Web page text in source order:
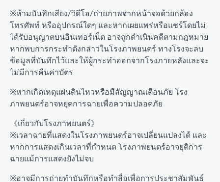
※ห้ามบันทึกเสียง/วิดีโอ/ถ่ายภาพจากหน้าจอด้วยกล้อง
โทรศัพท์ หรืออุปกรณ์ใดๆ และหากเผยแพร่หรือแชร์โดยไม่
ได้รับอนุญาตบนอินเทอร์เน็ต อาจถูกดำเนินคดีตามกฎหมาย
หากพบการกระทำดังกล่าวในโรงภาพยนตร์ ทางโรงจะลบ
ข้อมูลที่บันทึกไว้และให้ผู้กระทำออกจากโรงภายหลังและจะ
ไม่มีการคืนค่าบัตร
※หากเกิดเหตุแผ่นดินไหวหรือมีสัญญาณเตือนภัย โรง
ภาพยนตร์อาจหยุดการฉายเพื่อความปลอดภัย
《เกี่ยวกับโรงภาพยนตร์》
※เวลาฉายที่แสดงในโรงภาพยนตร์อาจเปลี่ยนแปลงได้ และ
หากการแสดงเกินเวลาที่กำหนด โรงภาพยนตร์อาจยุติการ
ฉายแม้การแสดงยังไม่จบ
※อาจมีการถ่ายทำบันทึกหรือทำสื่อเพื่อการประชาสัมพันธ์